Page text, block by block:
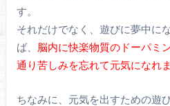
す。
それだけでなく、遊びに夢中に
ば、 脳内に快楽物質のドーパミ
通り苦しみを忘れて元気になれま
ちなみに、元気を出すための遊